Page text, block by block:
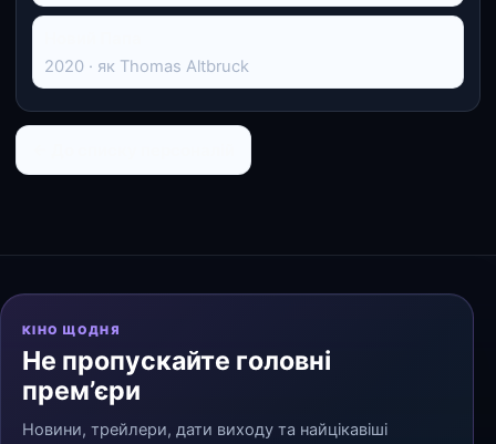
2020 · як Thomas Altbruck
КІНО ЩОДНЯ
Не пропускайте головні
прем’єри
Новини, трейлери, дати виходу та найцікавіші